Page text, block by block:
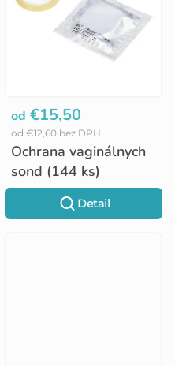
Ochrana vaginálnych
sond (144 ks)
od €12,60 bez DPH
od €15,50
Detail